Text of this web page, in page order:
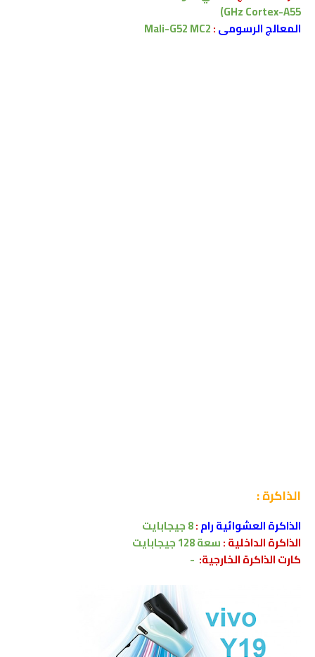
GHz Cortex-A55)
المعالج الرسومى:
Mali-G52 MC2
الذاكرة:
الذاكرة العشوائية رام:8 جيجابايت
الذاكرة الداخلية :سعة 128
جيجابايت
كارت الذاكرة الخارجية: -